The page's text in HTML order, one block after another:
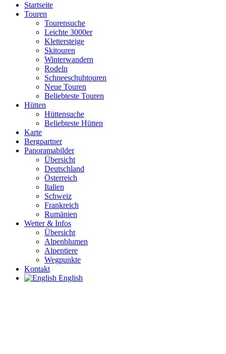
Startseite
Touren
Tourensuche
Leichte 3000er
Klettersteige
Skitouren
Winterwandern
Rodeln
Schneeschuhtouren
Neue Touren
Beliebteste Touren
Hütten
Hüttensuche
Beliebteste Hütten
Karte
Bergpartner
Panoramabilder
Übersicht
Deutschland
Österreich
Italien
Schweiz
Frankreich
Rumänien
Wetter & Infos
Übersicht
Alpenblumen
Alpentiere
Wegpunkte
Kontakt
English